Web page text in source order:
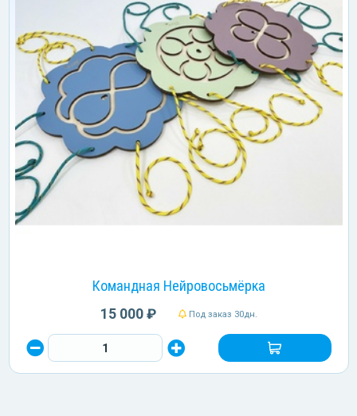
Командная Нейровосьмёрка
15 000 ₽ Под заказ 30дн.